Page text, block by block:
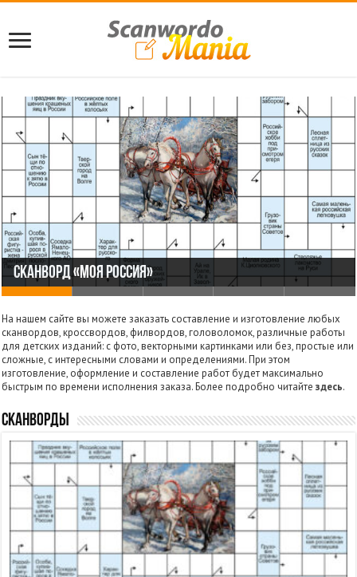
Сканворд «Моя Россия»
Сканворд «Киноман»
Сканворд «Гурман»
Головоломка на внимательность
Головоломка «Найди одинаковые»
На нашем сайте вы можете заказать составление и изготовление любых
сканвордов, кроссвордов, филвордов, головоломок, различные работы
для детских изданий: с фото, векторными картинками или без, простые или
сложные, с интересными словами и определениями. При этом
изготовление, оформление и составление работ будет максимально
быстрым по времени исполнения заказа. Более подробно читайтездесь.
Сканворды